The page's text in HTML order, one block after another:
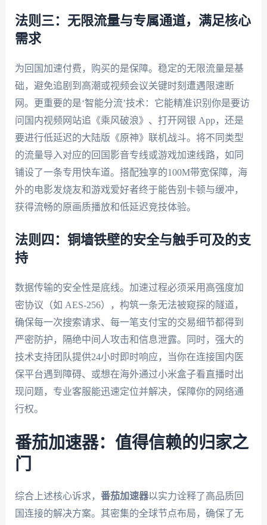
法则三：无限流量与专属通道，满足核心
需求
为回国加速付费，购买的是保障。稳定的无限流量是基
础，避免追剧到高潮或视频会议关键时刻遭遇限速断
网。更重要的是‘智能分流’技术：它能精准识别你是要访
问国内视频网站追《乘风破浪》、打开网银 App，还是
要进行低延迟的大陆版《原神》联机战斗。将不同类型
的流量导入对应的回国影音专线或游戏加速线路，如同
铺设了一条专用快车道。搭配独享的100M带宽保障，海
外的电影发烧友和游戏爱好者终于能告别卡顿与缓冲，
获得流畅的原画质播放和低延迟竞技体验。
法则四：铜墙铁壁的安全与触手可及的支
持
数据传输的安全性是底线。加速过程必须采用高强度加
密协议（如 AES-256），构筑一条无法被窥探的隧道，
确保每一次搜索请求、每一笔支付宝的交易细节都得到
严密防护，隔绝中间人攻击和信息泄露。同时，强大的
技术支持团队提供24小时即时响应，当你在连接国内医
保平台遇到障碍、或想在海外通过小米盒子看直播时出
现问题，专业客服能迅速定位并解决，保障你的网络通
行权。
番茄加速器：值得信赖的归家之
门
综合上述核心诉求， 番茄加速器以实力诠释了高品质回
国连接的解决方案。其密集的全球节点布局，确保了无